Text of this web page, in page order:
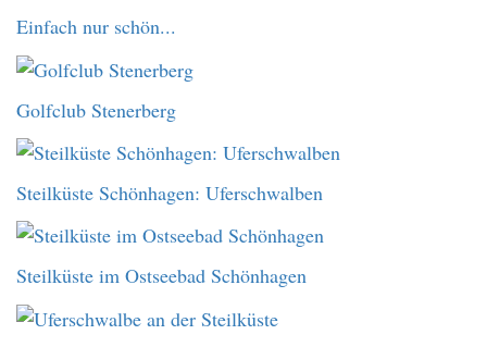
Einfach nur schön...
Golfclub Stenerberg
Steilküste Schönhagen: Uferschwalben
Steilküste im Ostseebad Schönhagen